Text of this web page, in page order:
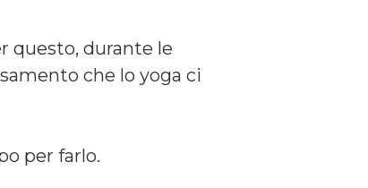
questo, durante le
che lo yoga ci
per farlo.